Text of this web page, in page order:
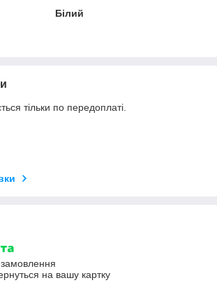
Білий
тільки по передоплаті.
на вашу картку